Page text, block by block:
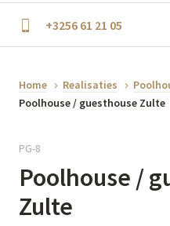
+3256 61 21 05
Home Realisaties
Poolhouse / guesthouse Zulte
PG-8
Poolhouse /
Zulte